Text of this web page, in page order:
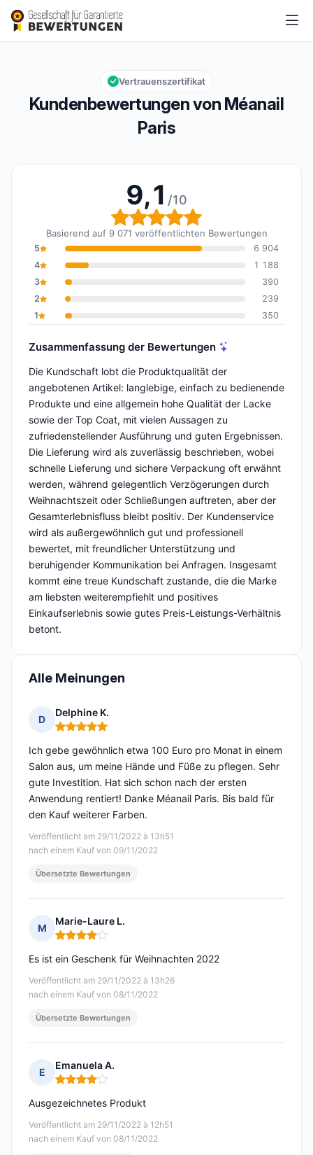
Méanail Paris
Gesamtbewertung: 9,1 von 10
9,1/10
Kundenbewertungen von Méanail
Paris
Vertrauenszertifikat
9,1 /10
Gesamtbewertung: 9,1
Basierend auf 9 071 veröffentlichten Bewertungen
5
6 904
4
1 188
3
390
2
239
1
350
Zusammenfassung der Bewertungen
Die Kundschaft lobt die Produktqualität der
angebotenen Artikel: langlebige, einfach zu bedienende
Produkte und eine allgemein hohe Qualität der Lacke
sowie der Top Coat, mit vielen Aussagen zu
zufriedenstellender Ausführung und guten Ergebnissen.
Die Lieferung wird als zuverlässig beschrieben, wobei
schnelle Lieferung und sichere Verpackung oft erwähnt
werden, während gelegentlich Verzögerungen durch
Weihnachtszeit oder Schließungen auftreten, aber der
Gesamterlebnisfluss bleibt positiv. Der Kundenservice
wird als außergewöhnlich gut und professionell
bewertet, mit freundlicher Unterstützung und
beruhigender Kommunikation bei Anfragen. Insgesamt
kommt eine treue Kundschaft zustande, die die Marke
am liebsten weiterempfiehlt und positives
Einkaufserlebnis sowie gutes Preis-Leistungs-Verhältnis
betont.
Alle Meinungen
D
Delphine K.
Hinweis: 5 von 5
Veröffentlicht am 29/11/2022 à 13h51
nach einem Kauf von 09/11/2022
Ich gebe gewöhnlich etwa 100 Euro pro Monat in einem
Salon aus, um meine Hände und Füße zu pflegen. Sehr
gute Investition. Hat sich schon nach der ersten
Anwendung rentiert! Danke Méanail Paris. Bis bald für
den Kauf weiterer Farben.
Übersetzte Bewertungen
M
Marie-Laure L.
Hinweis: 4 von 5
Veröffentlicht am 29/11/2022 à 13h26
nach einem Kauf von 08/11/2022
Es ist ein Geschenk für Weihnachten 2022
Übersetzte Bewertungen
E
Emanuela A.
Hinweis: 4 von 5
Veröffentlicht am 29/11/2022 à 12h51
nach einem Kauf von 08/11/2022
Ausgezeichnetes Produkt